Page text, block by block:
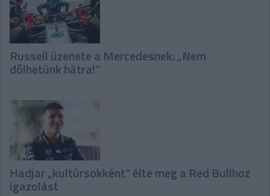
Russell üzenete a Mercedesnek: „Nem
dőlhetünk hátra!”
Hadjar „kultúrsokként” élte meg a Red Bullhoz
igazolást